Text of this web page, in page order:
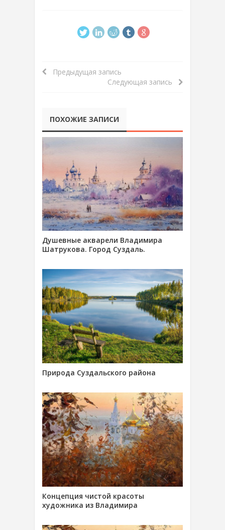
Предыдущая запись
Следующая запись
ПОХОЖИЕ ЗАПИСИ
Душевные акварели Владимира
Шатрукова. Город Суздаль.
Природа Суздальского района
Концепция чистой красоты
художника из Владимира